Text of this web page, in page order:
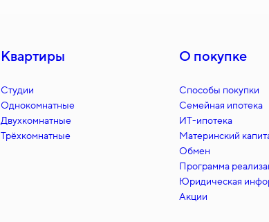
Квартиры
Студии
Однокомнатные
Двухкомнатные
Трёхкомнатные
О покупке
Способы покупки
Семейная ипотека
ИT-ипотека
Материнский
Обмен
Программа
Юридическая
Акции